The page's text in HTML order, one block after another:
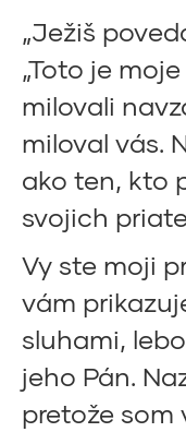
„Ježiš
„Toto je
milovali
miloval vás.
ako ten, kto
svojich
Vy ste moji
vám
sluhami,
jeho Pán.
pretože som